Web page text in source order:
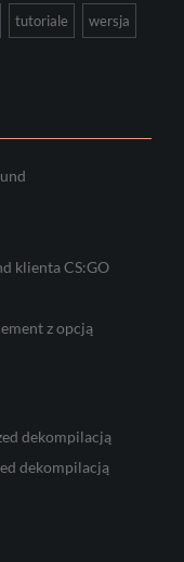
tutoriale wersja
klienta CS:GO
z opcją
dekompilacją
dekompilacją